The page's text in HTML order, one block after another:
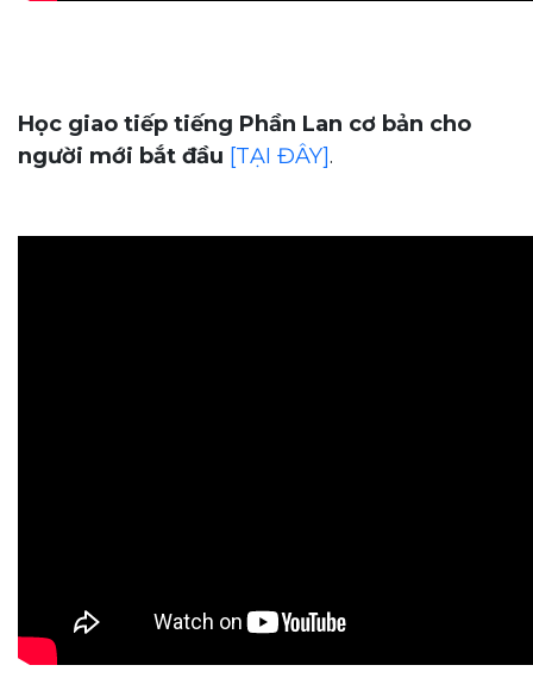
Học giao tiếp tiếng Phần Lan cơ bản cho
người mới bắt đầu [TẠI ĐÂY].